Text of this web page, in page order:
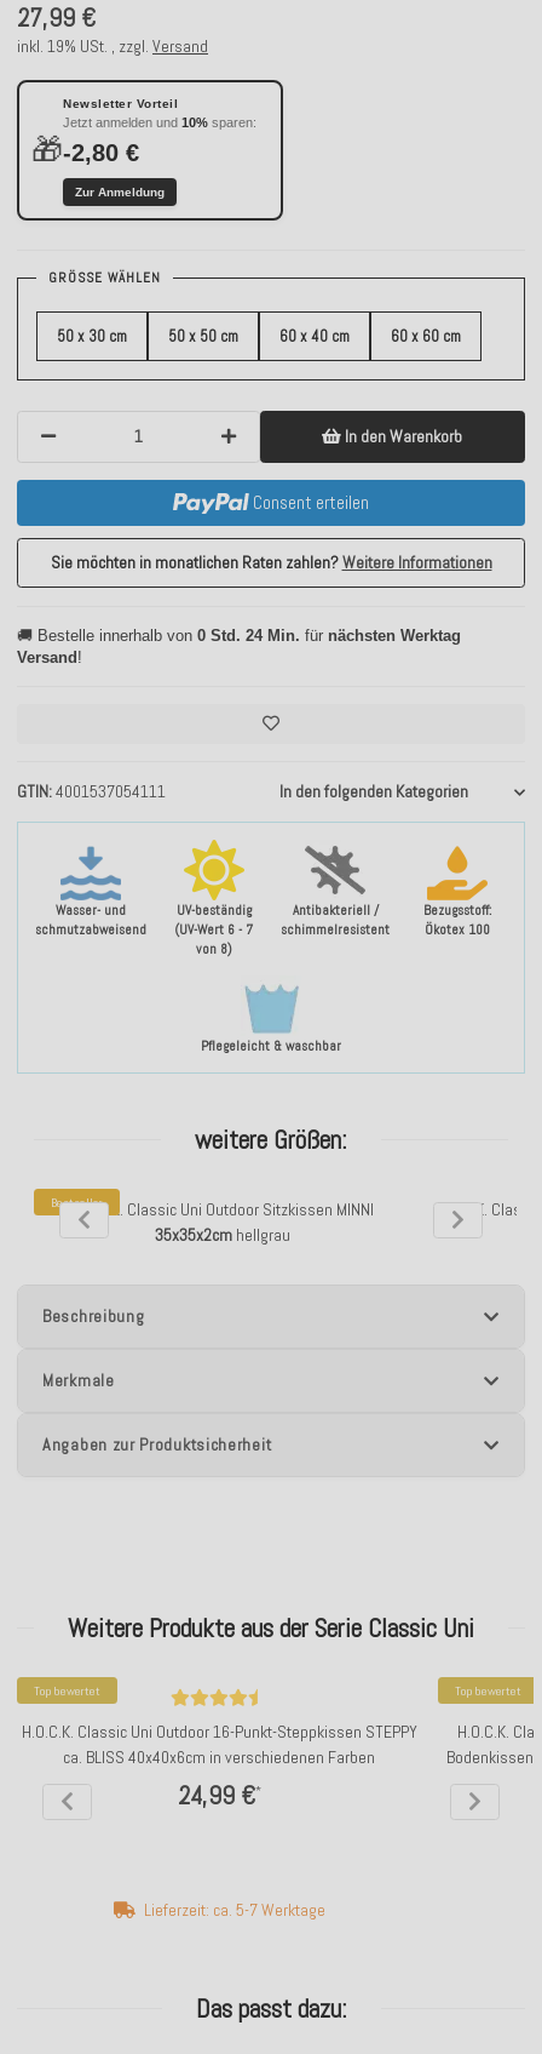
Wasser- und
schmutzabweisend
UV-beständig
(UV-Wert 6 - 7
von 8)
Antibakteriell /
schimmelresistent
Bezugsstoff:
Ökotex 100
Pflegeleicht & waschbar
GTIN 4001537054111 In den folgenden Kategorien
27,99 €
inkl. 19% USt. , zzgl. Versand
🎁
Newsletter Vorteil
Jetzt anmelden und 10% sparen:
-2,80 €
Zur Anmeldung
GRÖSSE WÄHLEN
50 x 30 cm 50 x 50 cm 60 x 40 cm 60 x 60 cm
In den Warenkorb
Consent erteilen
Sie möchten in monatlichen Raten zahlen?Weitere Informationen
🚚 Bestelle innerhalb von 0 Std. 24 Min. für nächsten Werktag
Versand!
weitere Größen:
Bestseller
H.O.C.K. Classic Uni Outdoor Sitzkissen MINNI
35x35x2cmhellgrau
H.O.C.K.
Beschreibung
Merkmale
Angaben zur Produktsicherheit
Weitere Produkte aus der Serie Classic Uni
Top bewertet
H.O.C.K. Classic Uni Outdoor 16-Punkt-Steppkissen STEPPY
ca. BLISS 40x40x6cm in verschiedenen Farben
24,99 €*
Lieferzeit: ca. 5-7 Werktage
Top bewertet
H.O.C.K.
Bodenkissen
Das passt dazu: